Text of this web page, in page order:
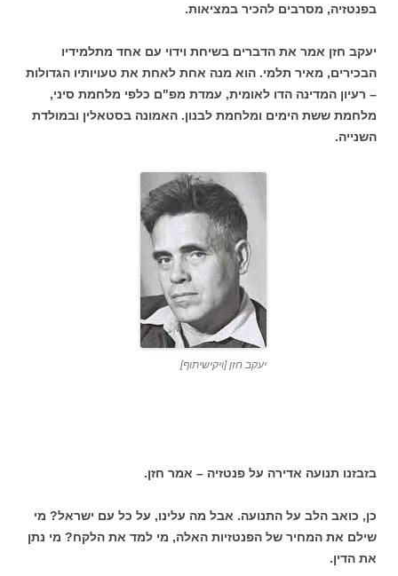
בפנטזיה, מסרבים להכיר במציאות.
יעקב חזן אמר את הדברים בשיחת וידוי עם אחד מתלמידיו
הבכירים, מאיר תלמי. הוא מנה אחת לאחת את טעויותיו הגדולות
– רעיון המדינה הדו לאומית, עמדת מפ"ם כלפי מלחמת סיני,
מלחמת ששת הימים ומלחמת לבנון. האמונה בסטאלין ובמולדת
השנייה.
יעקב חזן [ויקישיתוף]
בזבזנו תנועה אדירה על פנטזיה – אמר חזן.
כן, כואב הלב על התנועה. אבל מה עלינו, על כל עם ישראל? מי
שילם את המחיר של הפנטזיות האלה, מי למד את הלקח? מי נתן
את הדין.